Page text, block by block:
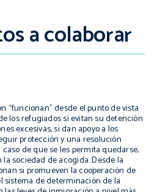
a colaborar
“funcionan” desde el punto de vista
los refugiados si evitan su detención
excesivas, si dan apoyo a los
protección y una resolución
de que se les permita quedarse,
sociedad de acogida. Desde la
si promueven la cooperación de
sistema de determinación de la